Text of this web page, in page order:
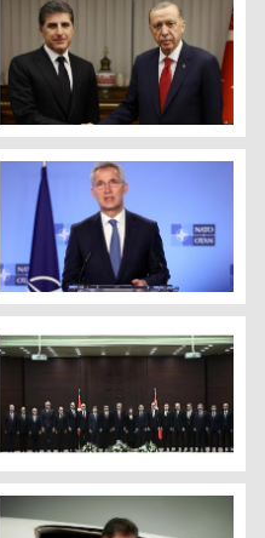
نچیروان بارزانی، رئیس
ینس استولتنبرگ، دبیرکل ناتو
اعضای کابینه‌ی جدید ترکیه